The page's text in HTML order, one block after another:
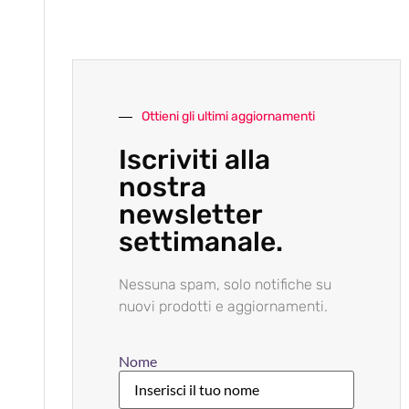
Ottieni gli ultimi aggiornamenti
Iscriviti alla
nostra
newsletter
settimanale.
Nessuna spam, solo notifiche su
nuovi prodotti e aggiornamenti.
Nome